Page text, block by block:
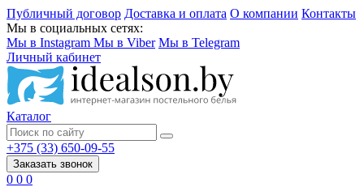
Публичный договор Доставка и оплата О компании Контакты
Мы в социальных сетях:
Мы в Instagram Мы в Viber Мы в Telegram
Личный кабинет
Каталог
+375 (33) 650-09-55
Заказать звонок
0 0 0